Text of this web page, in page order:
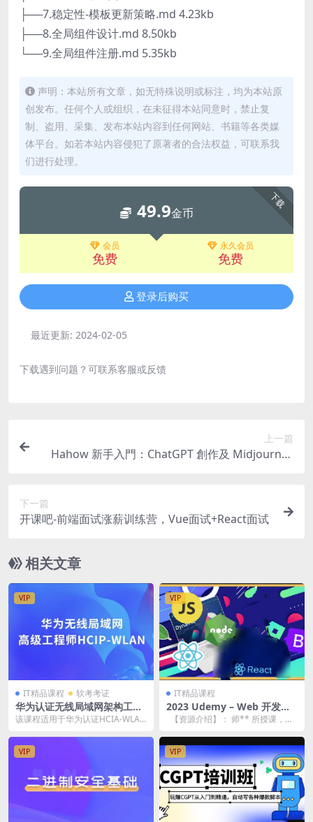
├──7.稳定性-模板更新策略.md 4.23kb
├──8.全局组件设计.md 8.50kb
└──9.全局组件注册.md 5.35kb
声明：本站所有文章，如无特殊说明或标注，均为本站原
创发布。任何个人或组织，在未征得本站同意时，禁止复
制、盗用、采集、发布本站内容到任何网站、书籍等各类媒
体平台。如若本站内容侵犯了原著者的合法权益，可联系我
们进行处理。
下载
49.9金币
会员
免费
永久会员
免费
登录后购买
最近更新: 2024-02-05
下载遇到问题？可联系客服或反馈
上一篇
Hahow 新手入門：ChatGPT 創作及 Midjourney
下一篇
开课吧-前端面试涨薪训练营，Vue面试+React面试
相关文章
VIP
IT精品课程 软考考证
华为认证无线局域网架构工程
师视频课程
该课程适用于华为认证HCIA-WLAN
的理...
VIP
IT精品课程
2023 Udemy – Web 开发人
员训练营(英文版)
【资源介绍】： 师** 所授课，课
包...
VIP VIP